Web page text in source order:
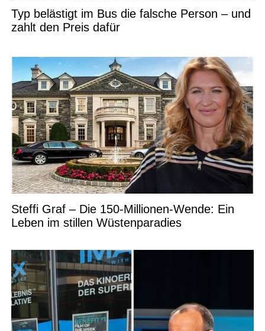
Typ belästigt im Bus die falsche Person – und
zahlt den Preis dafür
Steffi Graf – Die 150-Millionen-Wende: Ein
Leben im stillen Wüstenparadies